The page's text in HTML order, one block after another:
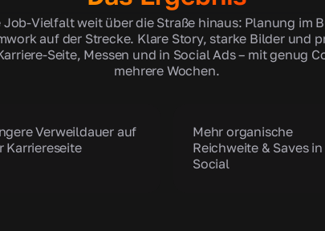
Job-Vielfalt weit über die Straße hinaus: Planung im
auf der Strecke. Klare Story, starke Bilder und
Seite, Messen und in Social Ads – mit genug
mehrere Wochen.
Verweildauer auf
Karriereseite
Mehr organische
Reichweite & Saves in
Social